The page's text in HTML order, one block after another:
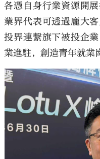
各憑自身行業資源開
業界代表可透過龐大
投界連繫旗下被投企
業進駐，創造青年就業